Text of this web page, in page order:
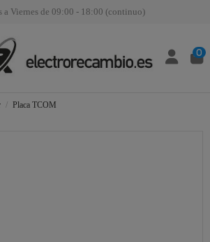
a Viernes de 09:00 - 18:00 (continuo)
0
Placa TCOM